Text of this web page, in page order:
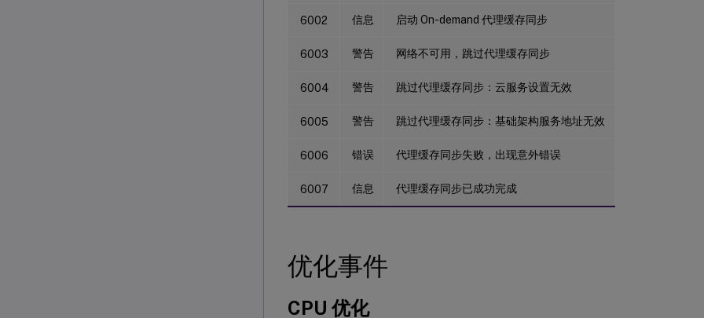
6002 信息 启动 On-demand 代理缓存同步
6003 警告 网络不可用，跳过代理缓存同步
6004 警告 跳过代理缓存同步：云服务设置无效
6005 警告 跳过代理缓存同步：基础架构服务地址无效
6006 错误 代理缓存同步失败，出现意外错误
6007 信息 代理缓存同步已成功完成
优化事件
CPU 优化